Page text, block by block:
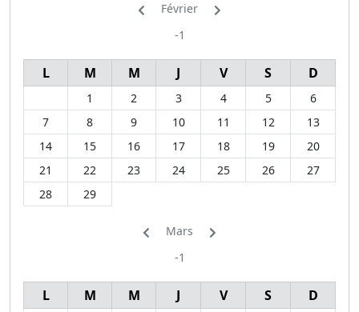
Février
-1
L M M J V S D
1 2 3 4 5
6
7
8 9 10 11 12
13
14
15 16 17 18 19
20
21
22 23 24 25 26
27
28
29
Mars
-1
L M M J V S D